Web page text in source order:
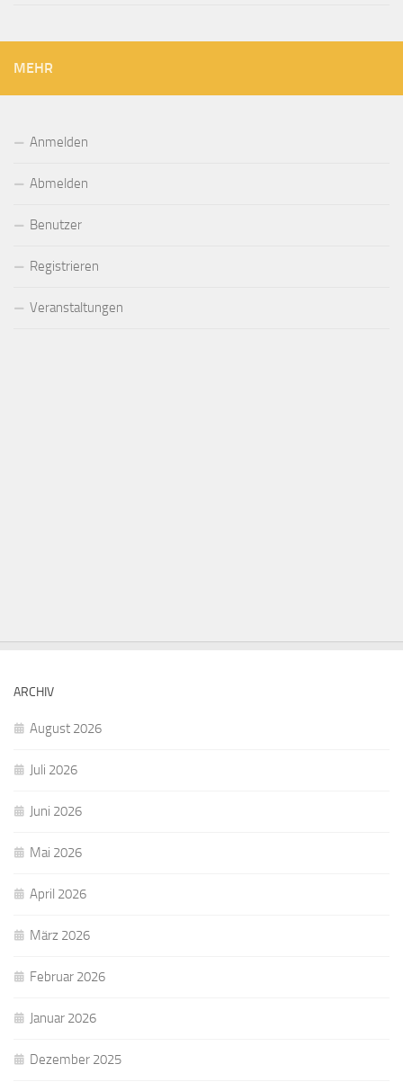
MEHR
Anmelden
Abmelden
Benutzer
Registrieren
Veranstaltungen
ARCHIV
August 2026
Juli 2026
Juni 2026
Mai 2026
April 2026
März 2026
Februar 2026
Januar 2026
Dezember 2025